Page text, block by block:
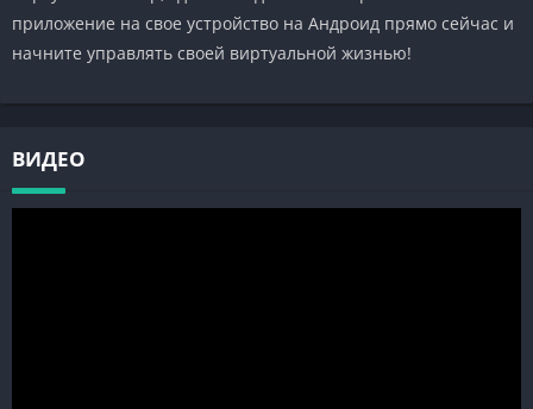
приложение на свое устройство на Андроид прямо сейчас и
начните управлять своей виртуальной жизнью!
ВИДЕО